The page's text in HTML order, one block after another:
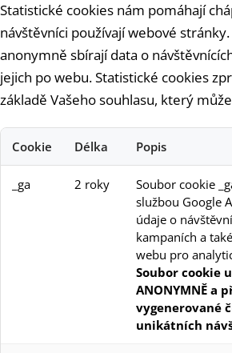
Statistické cookies nám pomáhají
návštěvníci používají webové
anonymně sbírají data o
jejich po webu. Statistické cookies
základě Vašeho souhlasu, který
Cookie Délka Popis
_ga 2 roky
Soubor cookie
službou Google
údaje o
kampaních a
webu pro
Soubor cookie
ANONYMNĚ a
vygenerované
unikátních